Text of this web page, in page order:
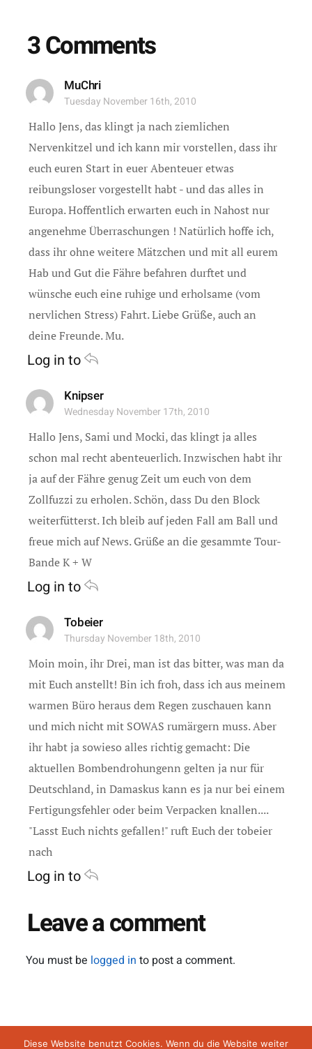
3 Comments
MuChri
Tuesday November 16th, 2010
Hallo Jens, das klingt ja nach ziemlichen
Nervenkitzel und ich kann mir vorstellen, dass ihr
euch euren Start in euer Abenteuer etwas
reibungsloser vorgestellt habt - und das alles in
Europa. Hoffentlich erwarten euch in Nahost nur
angenehme Überraschungen ! Natürlich hoffe ich,
dass ihr ohne weitere Mätzchen und mit all eurem
Hab und Gut die Fähre befahren durftet und
wünsche euch eine ruhige und erholsame (vom
nervlichen Stress) Fahrt. Liebe Grüße, auch an
deine Freunde. Mu.
Log in to
Knipser
Wednesday November 17th, 2010
Hallo Jens, Sami und Mocki, das klingt ja alles
schon mal recht abenteuerlich. Inzwischen habt ihr
ja auf der Fähre genug Zeit um euch von dem
Zollfuzzi zu erholen. Schön, dass Du den Block
weiterfütterst. Ich bleib auf jeden Fall am Ball und
freue mich auf News. Grüße an die gesammte Tour-
Bande K + W
Log in to
Tobeier
Thursday November 18th, 2010
Moin moin, ihr Drei, man ist das bitter, was man da
mit Euch anstellt! Bin ich froh, dass ich aus meinem
warmen Büro heraus dem Regen zuschauen kann
und mich nicht mit SOWAS rumärgern muss. Aber
ihr habt ja sowieso alles richtig gemacht: Die
aktuellen Bombendrohungenn gelten ja nur für
Deutschland, in Damaskus kann es ja nur bei einem
Fertigungsfehler oder beim Verpacken knallen....
"Lasst Euch nichts gefallen!" ruft Euch der tobeier
nach
Log in to
Leave a comment
You must be logged in to post a comment.
Impressum Datenschutz AGB
Diese Website benutzt Cookies. Wenn du die Website weiter